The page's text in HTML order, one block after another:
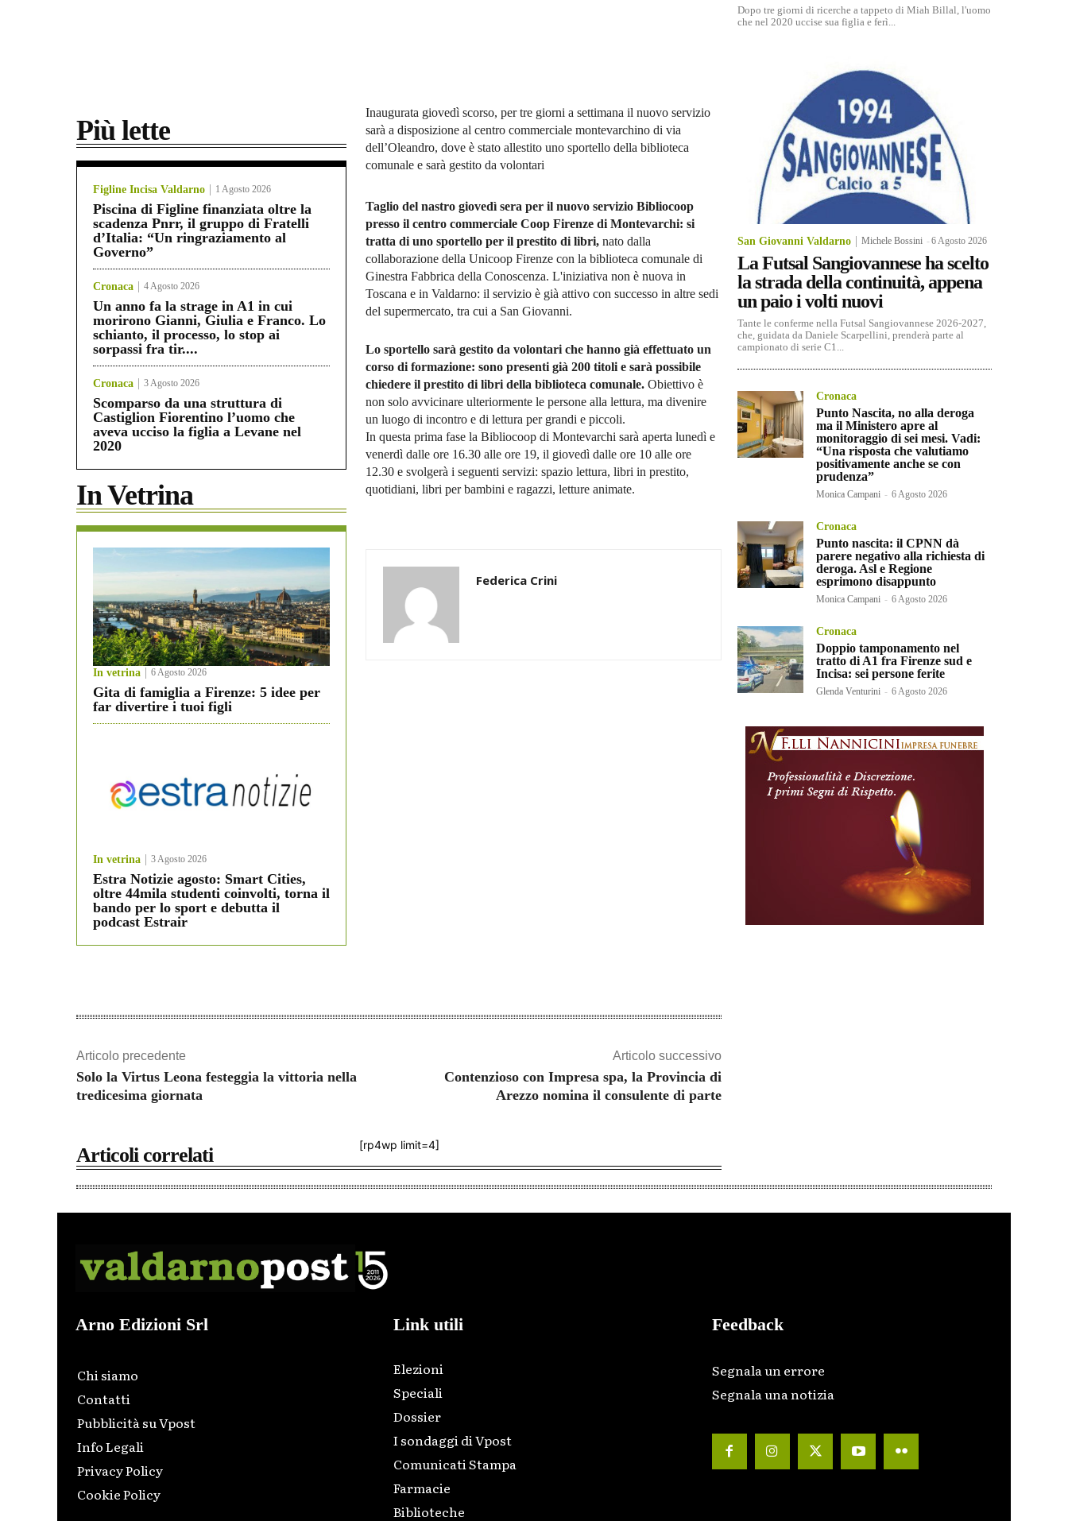
Più lette
Figline Incisa Valdarno 1 Agosto 2026
Piscina di Figline finanziata oltre la
scadenza Pnrr, il gruppo di Fratelli
d’Italia: “Un ringraziamento al
Governo”
Cronaca 4 Agosto 2026
Un anno fa la strage in A1 in cui
morirono Gianni, Giulia e Franco. Lo
schianto, il processo, lo stop ai
sorpassi fra tir....
Cronaca 3 Agosto 2026
Scomparso da una struttura di
Castiglion Fiorentino l’uomo che
aveva ucciso la figlia a Levane nel
2020
In Vetrina
In vetrina 6 Agosto 2026
Gita di famiglia a Firenze: 5 idee per
far divertire i tuoi figli
In vetrina 3 Agosto 2026
Estra Notizie agosto: Smart Cities,
oltre 44mila studenti coinvolti, torna il
bando per lo sport e debutta il
podcast Estrair
Inaugurata giovedì scorso, per tre giorni a settimana il nuovo servizio
sarà a disposizione al centro commerciale montevarchino di via
dell’Oleandro, dove è stato allestito uno sportello della biblioteca
comunale e sarà gestito da volontari
Taglio del nastro giovedì sera per il nuovo servizio Bibliocoop
presso il centro commerciale Coop Firenze di Montevarchi: si
tratta di uno sportello per il prestito di libri, nato dalla
collaborazione della Unicoop Firenze con la biblioteca comunale di
Ginestra Fabbrica della Conoscenza. L'iniziativa non è nuova in
Toscana e in Valdarno: il servizio è già attivo con successo in altre sedi
del supermercato, tra cui a San Giovanni.
Lo sportello sarà gestito da volontari che hanno già effettuato un
corso di formazione: sono presenti già 200 titoli e sarà possibile
chiedere il prestito di libri della biblioteca comunale. Obiettivo è
non solo avvicinare ulteriormente le persone alla lettura, ma divenire
un luogo di incontro e di lettura per grandi e piccoli.
In questa prima fase la Bibliocoop di Montevarchi sarà aperta lunedì e
venerdì dalle ore 16.30 alle ore 19, il giovedì dalle ore 10 alle ore
12.30 e svolgerà i seguenti servizi: spazio lettura, libri in prestito,
quotidiani, libri per bambini e ragazzi, letture animate.
Federica Crini
Articolo precedente
Solo la Virtus Leona festeggia la vittoria nella
tredicesima giornata
Articolo successivo
Contenzioso con Impresa spa, la Provincia di
Arezzo nomina il consulente di parte
[rp4wp limit=4]
Articoli correlati
Dopo tre giorni di ricerche a tappeto di Miah Billal, l'uomo
che nel 2020 uccise sua figlia e ferì...
San Giovanni Valdarno Michele Bossini -6 Agosto 2026
La Futsal Sangiovannese ha scelto
la strada della continuità, appena
un paio i volti nuovi
Tante le conferme nella Futsal Sangiovannese 2026-2027,
che, guidata da Daniele Scarpellini, prenderà parte al
campionato di serie C1...
Cronaca
Punto Nascita, no alla deroga
ma il Ministero apre al
monitoraggio di sei mesi. Vadi:
“Una risposta che valutiamo
positivamente anche se con
prudenza”
Monica Campani - 6 Agosto 2026
Cronaca
Punto nascita: il CPNN dà
parere negativo alla richiesta di
deroga. Asl e Regione
esprimono disappunto
Monica Campani - 6 Agosto 2026
Cronaca
Doppio tamponamento nel
tratto di A1 fra Firenze sud e
Incisa: sei persone ferite
Glenda Venturini - 6 Agosto 2026
Arno Edizioni Srl
Chi siamo
Contatti
Pubblicità su Vpost
Info Legali
Privacy Policy
Cookie Policy
Link utili
Elezioni
Speciali
Dossier
I sondaggi di Vpost
Comunicati Stampa
Farmacie
Biblioteche
Feedback
Segnala un errore
Segnala una notizia